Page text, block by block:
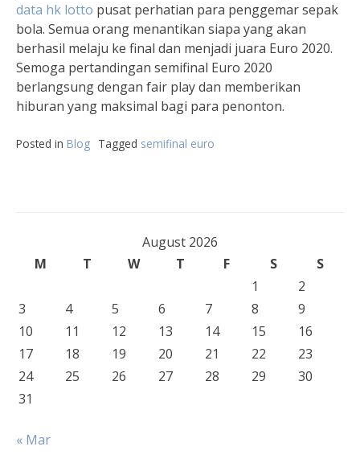
data hk lotto pusat perhatian para penggemar sepak
bola. Semua orang menantikan siapa yang akan
berhasil melaju ke final dan menjadi juara Euro 2020.
Semoga pertandingan semifinal Euro 2020
berlangsung dengan fair play dan memberikan
hiburan yang maksimal bagi para penonton.
Posted in Blog Tagged semifinal euro
August 2026
M
T W T F S
S
1
2
3
4 5 6 7 8
9
10
11 12 13 14 15
16
17
18 19 20 21 22
23
24
25 26 27 28 29
30
31
« Mar